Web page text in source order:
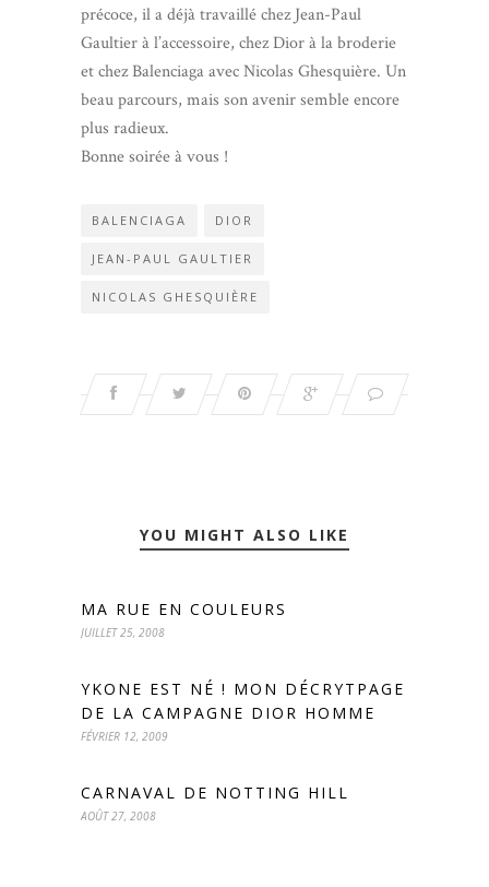
précoce, il a déjà travaillé chez Jean-Paul
Gaultier à l’accessoire, chez Dior à la broderie
et chez Balenciaga avec Nicolas Ghesquière. Un
beau parcours, mais son avenir semble encore
plus radieux.
Bonne soirée à vous !
BALENCIAGA DIOR
JEAN-PAUL GAULTIER
NICOLAS GHESQUIÈRE
YOU MIGHT ALSO LIKE
MA RUE EN COULEURS
JUILLET 25, 2008
YKONE EST NÉ ! MON DÉCRYTPAGE
DE LA CAMPAGNE DIOR HOMME
FÉVRIER 12, 2009
CARNAVAL DE NOTTING HILL
AOÛT 27, 2008